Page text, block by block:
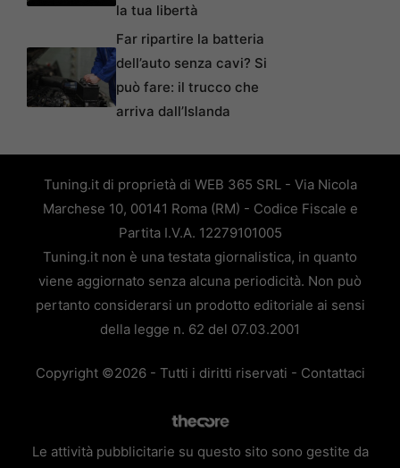
la tua libertà
Far ripartire la batteria
dell’auto senza cavi? Si
può fare: il trucco che
arriva dall’Islanda
Tuning.it di proprietà di WEB 365 SRL - Via Nicola
Marchese 10, 00141 Roma (RM) - Codice Fiscale e
Partita I.V.A. 12279101005
Tuning.it non è una testata giornalistica, in quanto
viene aggiornato senza alcuna periodicità. Non può
pertanto considerarsi un prodotto editoriale ai sensi
della legge n. 62 del 07.03.2001
Copyright ©2026 - Tutti i diritti riservati - Contattaci
Le attività pubblicitarie su questo sito sono gestite da